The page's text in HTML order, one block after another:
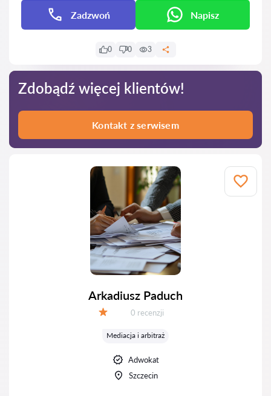
Zadzwoń Napisz
0 0 3
Zdobądź więcej klientów!
Kontakt z serwisem
Arkadiusz Paduch
Recenzji:
0 recenzji
Mediacja i arbitraż
Adwokat
Szczecin